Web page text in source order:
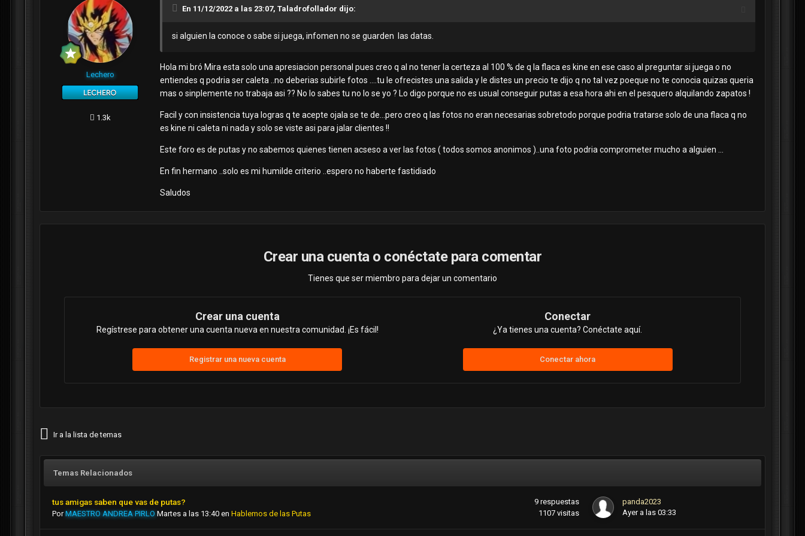
Lechero
1.3k
En 11/12/2022 a las 23:07, Taladrofollador dijo:
si alguien la conoce o sabe si juega, infomen no se guarden las datas.
Hola mi bró Mira esta solo una apresiacion personal pues creo q al no tener la certeza al 100 % de q la flaca es kine en ese caso al preguntar si juega o no
entiendes q podria ser caleta ..no deberias subirle fotos ....tu le ofrecistes una salida y le distes un precio te dijo q no tal vez poeque no te conocia quizas queria
mas o sinplemente no trabaja asi ?? No lo sabes tu no lo se yo ? Lo digo porque no es usual conseguir putas a esa hora ahi en el pesquero alquilando zapatos !
Facil y con insistencia tuya logras q te acepte ojala se te de...pero creo q las fotos no eran necesarias sobretodo porque podria tratarse solo de una flaca q no
es kine ni caleta ni nada y solo se viste asi para jalar clientes !!
Este foro es de putas y no sabemos quienes tienen acseso a ver las fotos ( todos somos anonimos )..una foto podria comprometer mucho a alguien ...
En fin hermano ..solo es mi humilde criterio ..espero no haberte fastidiado
Saludos
Crear una cuenta o conéctate para comentar
Tienes que ser miembro para dejar un comentario
Crear una cuenta
Regístrese para obtener una cuenta nueva en nuestra comunidad. ¡Es fácil!
Registrar una nueva cuenta
Conectar
¿Ya tienes una cuenta? Conéctate aquí.
Conectar ahora
Ir a la lista de temas
Temas Relacionados
tus amigas saben que vas de putas?
PorMAESTRO ANDREA PIRLO Martes a las 13:40 en Hablemos de las Putas
9 respuestas
1107 visitas
panda2023
Ayer a las 03:33